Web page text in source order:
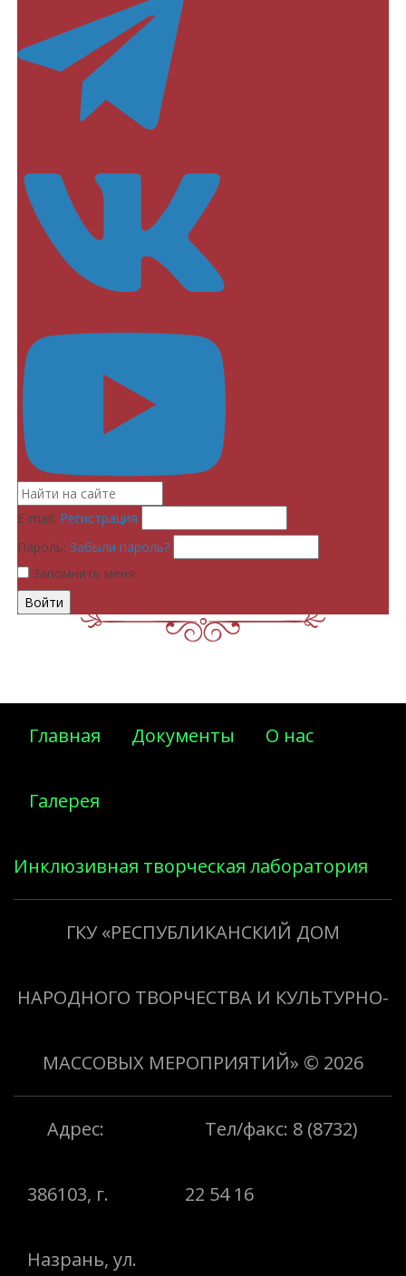
E-mail: Регистрация
Пароль: Забыли пароль?
Запомнить меня
Главная Документы О нас
Галерея
Инклюзивная творческая лаборатория
«Творить добро»
ГКУ «РЕСПУБЛИКАНСКИЙ ДОМ
НАРОДНОГО ТВОРЧЕСТВА И КУЛЬТУРНО-
МАССОВЫХ МЕРОПРИЯТИЙ» © 2026
Адрес:
386103, г.
Назрань, ул.
Тел/факс: 8 (8732)
22 54 16